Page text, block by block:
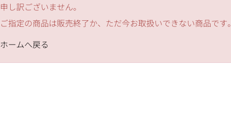
申し訳ございません。
ご指定の商品は販売終了か、ただ今お取扱いできない商品です。
ホームへ戻る